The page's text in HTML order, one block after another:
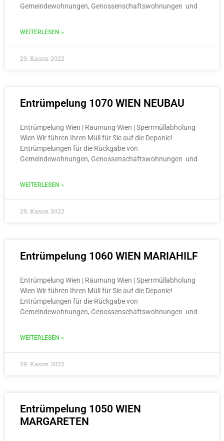
Gemeindewohnungen, Genossenschaftswohnungen und
WEITERLESEN »
29. Kasım 2022
Entrümpelung 1070 WIEN NEUBAU
Entrümpelung Wien | Räumung Wien | Sperrmüllabholung
Wien Wir führen Ihren Müll für Sie auf die Deponie!
Entrümpelungen für die Rückgabe von
Gemeindewohnungen, Genossenschaftswohnungen und
WEITERLESEN »
29. Kasım 2022
Entrümpelung 1060 WIEN MARIAHILF
Entrümpelung Wien | Räumung Wien | Sperrmüllabholung
Wien Wir führen Ihren Müll für Sie auf die Deponie!
Entrümpelungen für die Rückgabe von
Gemeindewohnungen, Genossenschaftswohnungen und
WEITERLESEN »
29. Kasım 2022
Entrümpelung 1050 WIEN
MARGARETEN